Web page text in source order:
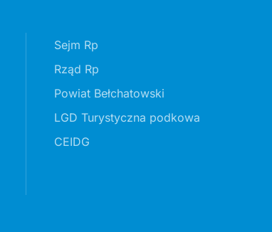
Sejm Rp
Rząd Rp
Powiat Bełchatowski
LGD Turystyczna podkowa
CEIDG